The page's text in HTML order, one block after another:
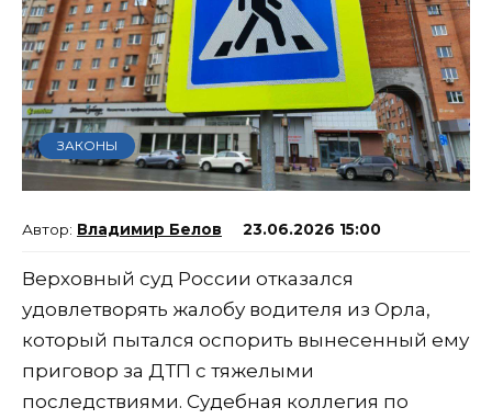
ЗАКОНЫ
Владимир Белов 23.06.2026 15:00
Верховный суд России отказался
удовлетворять жалобу водителя из Орла,
который пытался оспорить вынесенный ему
приговор за ДТП с тяжелыми
последствиями. Судебная коллегия по